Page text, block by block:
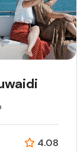
4.08